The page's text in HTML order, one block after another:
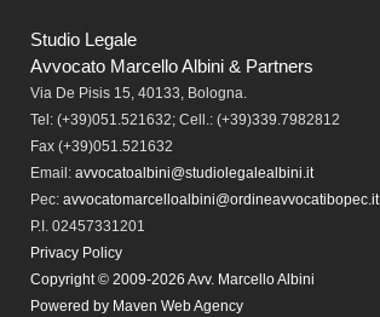
Studio Legale
Avvocato Marcello Albini & Partners
Via De Pisis 15, 40133, Bologna.
Tel: (+39)051.521632; Cell.: (+39)339.7982812
Fax (+39)051.521632
Email: avvocatoalbini@studiolegalealbini.it
Pec: avvocatomarcelloalbini@ordineavvocatibopec.it
P.I. 02457331201
Privacy Policy
Copyright © 2009-2026 Avv. Marcello Albini
Powered by Maven Web Agency